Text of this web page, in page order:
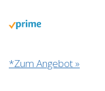
*Zum Angebot »